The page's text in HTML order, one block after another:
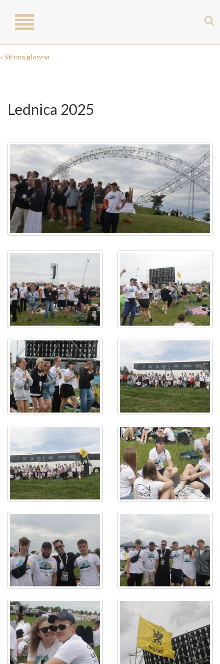
Toggle
navigation
« Strona główna
Lednica 2025